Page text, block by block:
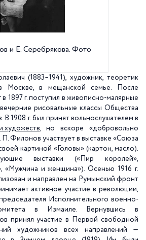
и Е. Серебрякова. Фото
(1883–1941), художник, теоретик
в Москве, в мещанской семье. После
1897 г. поступил в живописно-малярные
рисовальные классы Общества
1908 г. был принят вольнослушателем в
художеств, но вскоре «добровольно
П. Филонов участвует в выставке «Союза
картиной «Головы» (картон, масло).
выставки («Пир королей»,
«Мужчина и женщина»). Осенью 1916 г.
и направлен на Румынский фронт
активное участие в революции,
Исполнительного военно-
в Измаиле. Вернувшись в
принял участие в Первой свободной
художников всех направлений —